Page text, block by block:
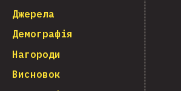
Джерела
Демографія
Нагороди
Висновок